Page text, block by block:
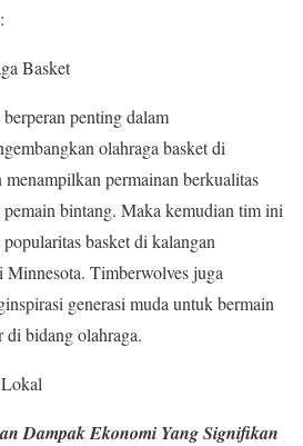
Basket
penting dalam
olahraga basket di
permainan berkualitas
bintang. Maka kemudian tim ini
basket di kalangan
Minnesota. Timberwolves juga
generasi muda untuk bermain
di bidang olahraga.
Dampak Ekonomi Yang Signifikan